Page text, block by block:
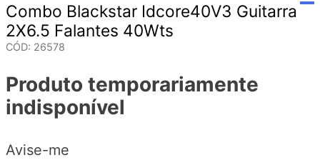
Combo Blackstar Idcore40V3 Guitarra
2X6.5 Falantes 40Wts
CÓD: 26578
Produto temporariamente
indisponível
Avise-me